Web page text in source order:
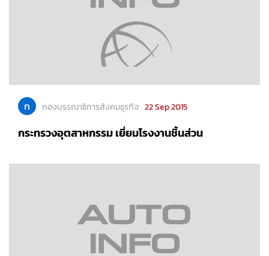
ก กองบรรณาธิการสังคมธุรกิจ 22 Sep 2015
กระทรวงอุตสาหกรรม เยี่ยมโรงงานชิ้นส่วน